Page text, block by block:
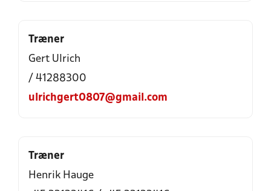
Træner
Gert Ulrich
/ 41288300
ulrichgert0807@gmail.com
Træner
Henrik Hauge